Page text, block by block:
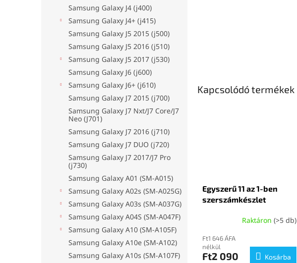
Samsung Galaxy J4 (j400)
Samsung Galaxy J4+ (j415)
Samsung Galaxy J5 2015 (j500)
Samsung Galaxy J5 2016 (j510)
Samsung Galaxy J5 2017 (j530)
Samsung Galaxy J6 (j600)
Samsung Galaxy J6+ (j610)
Samsung Galaxy J7 2015 (j700)
Samsung Galaxy J7 Nxt/J7 Core/J7
Neo (J701)
Samsung Galaxy J7 2016 (j710)
Samsung Galaxy J7 DUO (j720)
Samsung Galaxy J7 2017/J7 Pro
(j730)
Samsung Galaxy A01 (SM-A015)
Samsung Galaxy A02s (SM-A025G)
Samsung Galaxy A03s (SM-A037G)
Samsung Galaxy A04S (SM-A047F)
Samsung Galaxy A10 (SM-A105F)
Samsung Galaxy A10e (SM-A102)
Samsung Galaxy A10s (SM-A107F)
Kapcsolódó termékek
Egyszerű 11 az 1-ben
szerszámkészlet
Raktáron (>5 db)
Ft1 646 ÁFA
nélkül
Ft2 090 Kosárba